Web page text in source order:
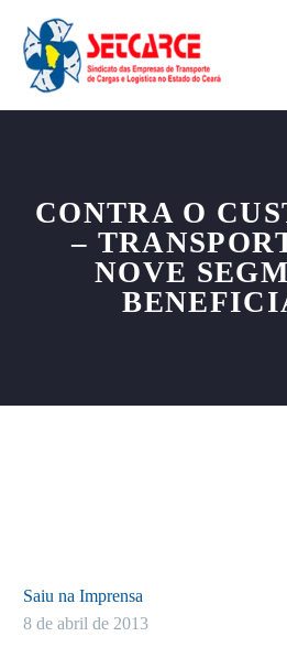
CONTRA O
–
NOVE
Saiu na Imprensa
8 de abril de 2013